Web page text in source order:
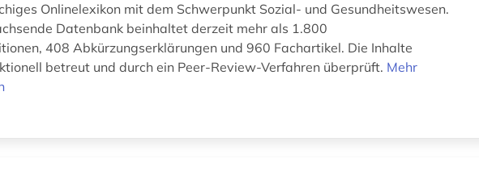
Onlinelexikon mit dem Schwerpunkt Sozial- und Gesundheitswesen.
Datenbank beinhaltet derzeit mehr als 1.800
408 Abkürzungserklärungen und 960 Fachartikel. Die Inhalte
betreut und durch ein Peer-Review-Verfahren überprüft. Mehr